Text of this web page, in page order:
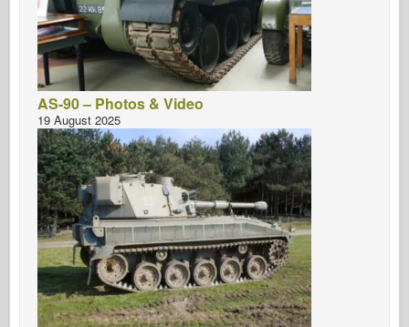
AS-90 – Photos & Video
19 August 2025